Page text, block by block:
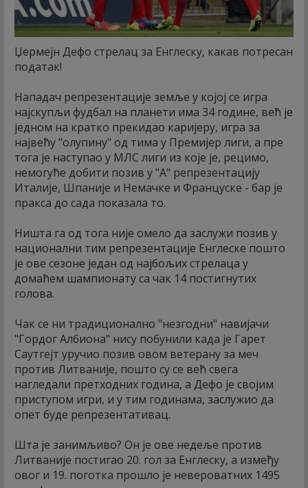
Џермејн Дефо стрелац за Енглеску, какав потресан
податак!
Нападач репрезентације земље у којој се игра
најскупљи фудбал на планети има 34 године, већ је
једном на кратко прекидао каријеру, игра за
највећу "олупину" од тима у Премијер лиги, а пре
тога је наступао у МЛС лиги из које је, рецимо,
немогуће добити позив у "А" репрезентацију
Италије, Шпаније и Немачке и Француске - бар је
пракса до сада показала то.
Ништа га од тога није омело да заслужи позив у
национални тим репрезентације Енглеске пошто
је ове сезоне један од најбољих стрелаца у
домаћем шампионату са чак 14 постигнутих
голова.
Чак се ни традиционално "незгодни" навијачи
"Гордог Албиона" нису побунили када је Гарет
Саутгејт уручио позив овом ветерану за меч
против Литваније, пошто су се већ свега
нагледали претходних година, а Дефо је својим
приступом игри, и у тим годинама, заслужио да
опет буде репрезентативац.
Шта је занимљиво? Он је ове недеље против
Литваније постигао 20. гол за Енглеску, а између
овог и 19. поготка прошло је невероватних 1495